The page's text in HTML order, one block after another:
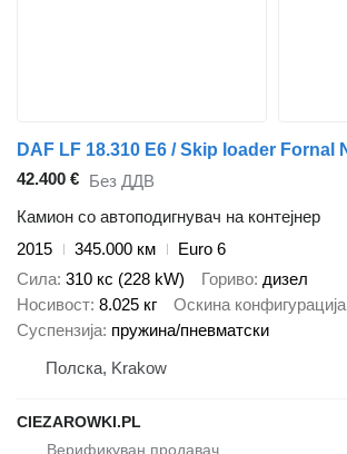
42.400 € Без ДДВ
Камион со автоподигнувач на контејнер
2015
345.000 км
Euro 6
Сила 310 кс (228 kW) Гориво дизел
Носивост 8.025 кг Оскина конфигурација
Суспензија пружина/пневматски
Полска, Krakow
CIEZAROWKI.PL